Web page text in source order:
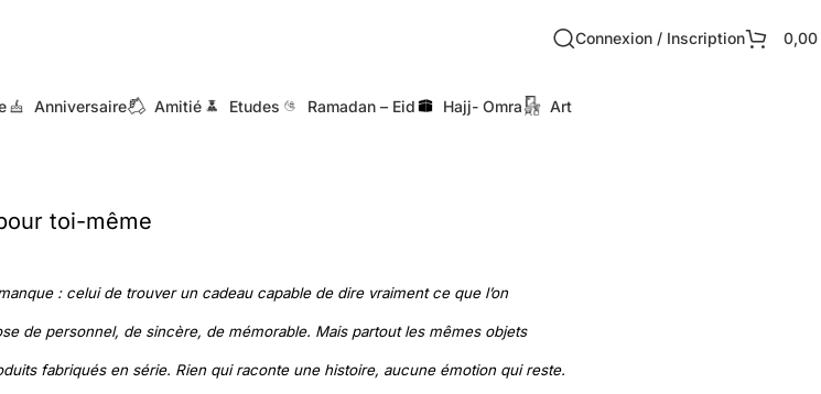
Connexion / Inscription 0,00
Anniversaire Amitié Etudes Ramadan – Eid Hajj- Omra Art
toi-même
: celui de trouver un cadeau capable de dire vraiment ce que l’on
de personnel, de sincère, de mémorable. Mais partout les mêmes objets
fabriqués en série. Rien qui raconte une histoire, aucune émotion qui reste.